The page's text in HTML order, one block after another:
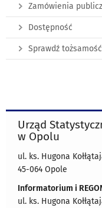
Zamówienia
Dostępność
Sprawdź
Urząd
w Opolu
ul. ks. Hugona
45-064 Opole
Informatorium i
ul. ks. Hugona